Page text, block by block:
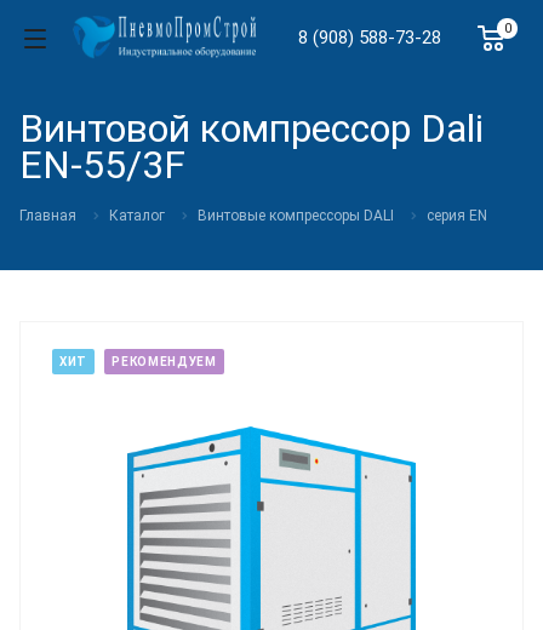
0
8 (908) 588-73-28
Винтовой компрессор Dali
EN-55/3F
Главная Каталог Винтовые компрессоры DALI cерия EN
ХИТ РЕКОМЕНДУЕМ